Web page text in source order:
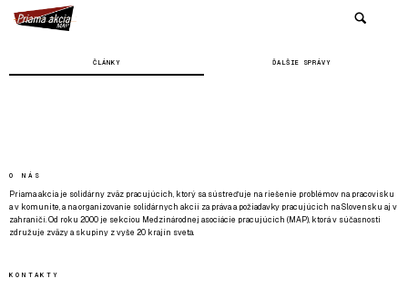
ČLÁNKY ĎALŠIE SPRÁVY
O NÁS
Priama akcia je solidárny zväz pracujúcich, ktorý sa sústreďuje na riešenie problémov na pracovisku
a v komunite, a na organizovanie solidárnych akcií za práva a požiadavky pracujúcich na Slovensku aj v
zahraničí. Od roku 2000 je sekciou Medzinárodnej asociácie pracujúcich (MAP), ktorá v súčasnosti
združuje zväzy a skupiny z vyše 20 krajín sveta.
KONTAKTY